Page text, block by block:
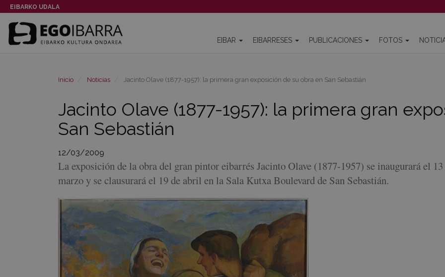
EIBARKO UDALA
EIBAR EIBARRESES PUBLICACIONES FOTOS
Inicio Noticias Jacinto Olave (1877-1957): la primera gran exposición de su obra en San Sebastián
Jacinto Olave (1877-1957): la primera gran
San Sebastián
12/03/2009
La exposición de la obra del gran pintor eibarrés Jacinto Olave (1877-1957) se inaugurará el 13
marzo y se clausurará el 19 de abril en la Sala Kutxa Boulevard de San Sebastián.